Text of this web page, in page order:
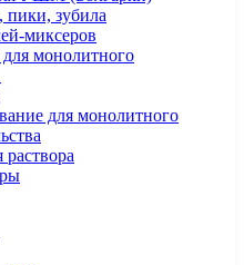
пики, зубила
миксеров
монолитного
для монолитного